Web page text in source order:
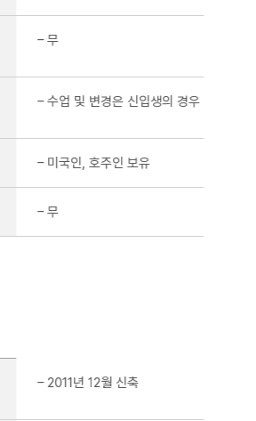
– 무
– 수업 및 변경은 신입생의 경우 첫 주 수
– 미국인, 호주인 보유
– 무
– 2011년 12월 신축